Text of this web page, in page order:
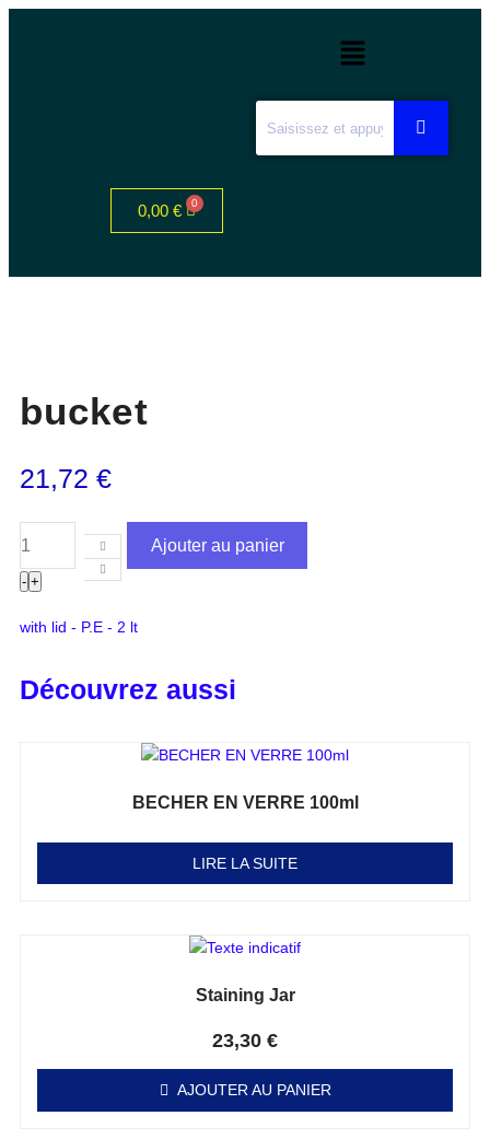
0,00 €
bucket
21,72 €
- +
Ajouter au panier
with lid - P.E - 2 lt
Découvrez aussi
BECHER EN VERRE 100ml
LIRE LA SUITE
Staining Jar
23,30 €
AJOUTER AU PANIER